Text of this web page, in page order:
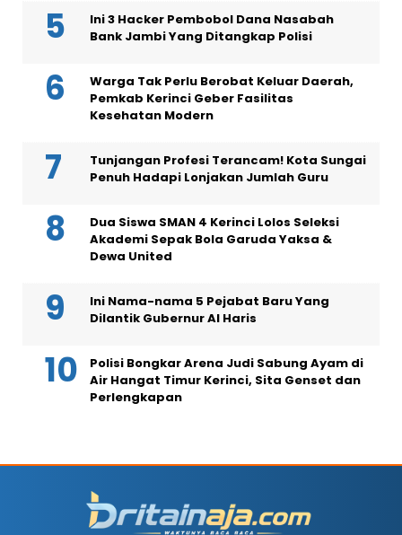
Ini 3 Hacker Pembobol Dana Nasabah
Bank Jambi Yang Ditangkap Polisi
Warga Tak Perlu Berobat Keluar Daerah,
Pemkab Kerinci Geber Fasilitas
Kesehatan Modern
Tunjangan Profesi Terancam! Kota Sungai
Penuh Hadapi Lonjakan Jumlah Guru
Dua Siswa SMAN 4 Kerinci Lolos Seleksi
Akademi Sepak Bola Garuda Yaksa &
Dewa United
Ini Nama-nama 5 Pejabat Baru Yang
Dilantik Gubernur Al Haris
Polisi Bongkar Arena Judi Sabung Ayam di
Air Hangat Timur Kerinci, Sita Genset dan
Perlengkapan